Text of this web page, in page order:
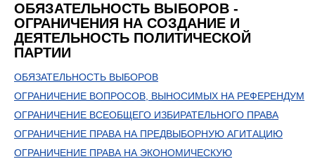
ОБЯЗАТЕЛЬНОСТЬ ВЫБОРОВ -
ОГРАНИЧЕНИЯ НА СОЗДАНИЕ И
ДЕЯТЕЛЬНОСТЬ ПОЛИТИЧЕСКОЙ
ПАРТИИ
ОБЯЗАТЕЛЬНОСТЬ ВЫБОРОВ
ОГРАНИЧЕНИЕ ВОПРОСОВ, ВЫНОСИМЫХ НА РЕФЕРЕНДУМ
ОГРАНИЧЕНИЕ ВСЕОБЩЕГО ИЗБИРАТЕЛЬНОГО ПРАВА
ОГРАНИЧЕНИЕ ПРАВА НА ПРЕДВЫБОРНУЮ АГИТАЦИЮ
ОГРАНИЧЕНИЕ ПРАВА НА ЭКОНОМИЧЕСКУЮ